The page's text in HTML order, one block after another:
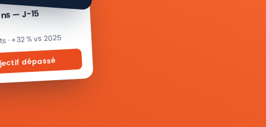
— J-15
· +32 % vs 2025
dépassé